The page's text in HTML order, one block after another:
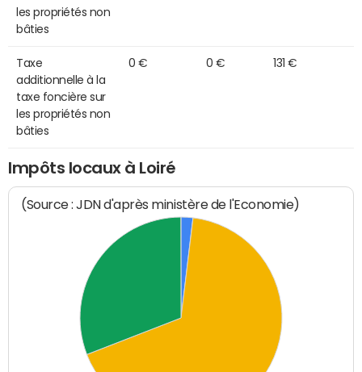
les propriétés non
bâties
Taxe
additionnelle à la
taxe foncière sur
les propriétés non
bâties
0 € 0 € 131 €
Impôts locaux à Loiré
(Source : JDN d'après ministère de l'Economie)